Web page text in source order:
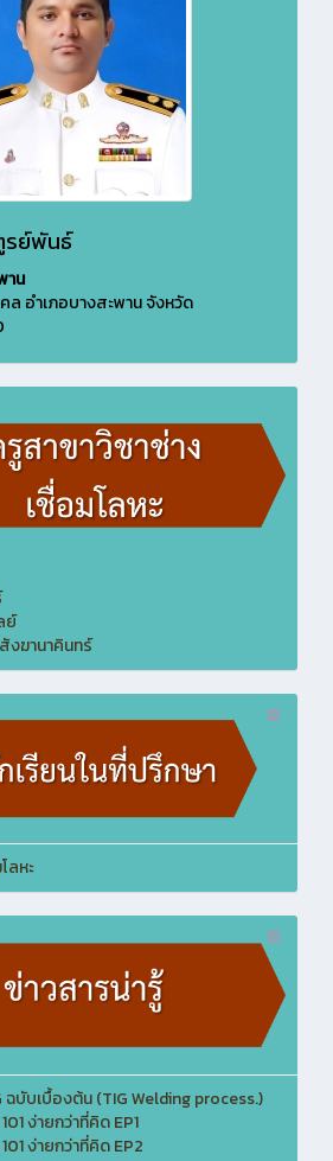
ย์พันธ์
าน
ล อำเภอบางสะพาน จังหวัด
ย์
งฆานาคินทร์
ลหะ
ฉบับเบื้องต้น (TIG Welding process.)
ง่ายกว่าที่คิด EP1
ง่ายกว่าที่คิด EP2